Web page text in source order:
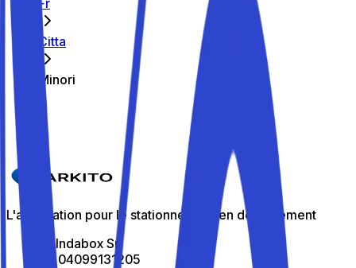
Citta
Minori
Caricamento...
L'application pour le stationnement en déplacement
All Indabox Srl
P.I: 04099131205